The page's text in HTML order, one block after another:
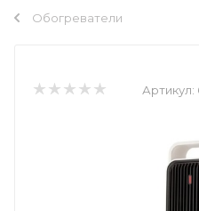
Обогреватели
Артикул: